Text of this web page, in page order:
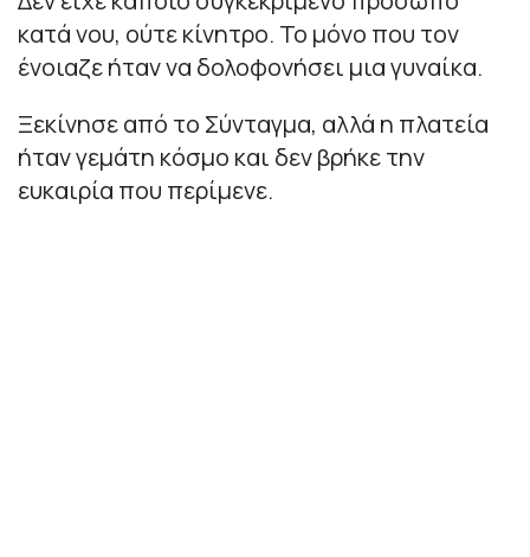
κατά νου, ούτε κίνητρο. Το μόνο που τον
ένοιαζε ήταν να δολοφονήσει μια γυναίκα.
Ξεκίνησε από το Σύνταγμα, αλλά η πλατεία
ήταν γεμάτη κόσμο και δεν βρήκε την
ευκαιρία που περίμενε.